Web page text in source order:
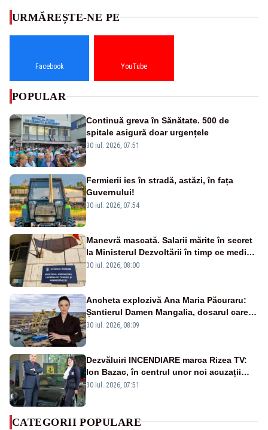
URMĂREȘTE-NE PE
Facebook YouTube
POPULAR
Continuă greva în Sănătate. 500 de
spitale asigură doar urgențele
30 iul. 2026, 07:51
Fermierii ies în stradă, astăzi, în fața
Guvernului!
30 iul. 2026, 07:54
Manevră mascată. Salarii mărite în secret
la Ministerul Dezvoltării în timp ce medicii
ies în stradă
30 iul. 2026, 08:00
Ancheta explozivă Ana Maria Păcuraru:
Șantierul Damen Mangalia, dosarul care
scufundă apărarea României
30 iul. 2026, 08:09
Dezvăluiri INCENDIARE marca Rizea TV:
Ion Bazac, în centrul unor noi acuzații
publice
30 iul. 2026, 07:51
CATEGORII POPULARE